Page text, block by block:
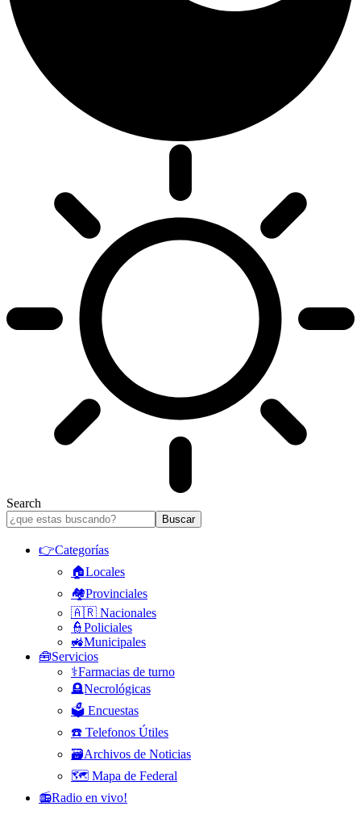
Search
👉Categorías
🏠Locales
🏘️Provinciales
🇦🇷 Nacionales
👮Policiales
🚜Municipales
🧰Servicios
⚕️Farmacias de turno
🪦Necrológicas
🗳️ Encuestas
☎️ Telefonos Útiles
🗃️Archivos de Noticias
🗺️ Mapa de Federal
📻Radio en vivo!